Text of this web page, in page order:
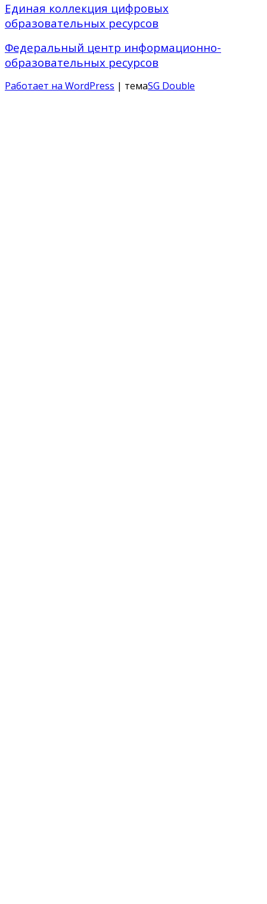
Единая коллекция цифровых
образовательных ресурсов
Федеральный центр информационно-
образовательных ресурсов
Работает на WordPress | темаSG Double